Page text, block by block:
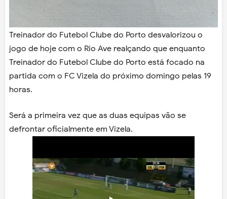
Treinador do Futebol Clube do Porto desvalorizou o
jogo de hoje com o Rio Ave realçando que enquanto
Treinador do Futebol Clube do Porto está focado na
partida com o FC Vizela do próximo domingo pelas 19
horas.
Será a primeira vez que as duas equipas vão se
defrontar oficialmente em Vizela.